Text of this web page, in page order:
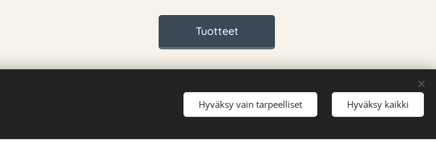
Tuotteet
Hyväksy vain tarpeelliset Hyväksy kaikki